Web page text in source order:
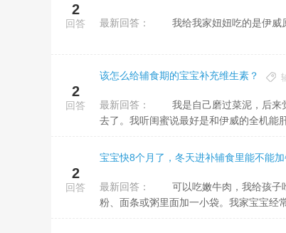
2
回答 最新回答： 我给我家妞妞吃的是伊威原
2
回答
该怎么给辅食期的宝宝补充维生素？
最新回答：
去了。我听闺蜜说最好是和伊威的全机能
2
回答
宝宝快8个月了，冬天进补辅食里能不能加
最新回答：
粉、面条或粥里面加一小袋。我家宝宝经